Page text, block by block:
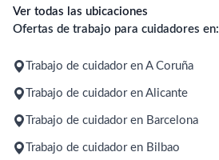
Ver todas las ubicaciones
Ofertas de trabajo para cuidadores en:
Trabajo de cuidador en A Coruña
Trabajo de cuidador en Alicante
Trabajo de cuidador en Barcelona
Trabajo de cuidador en Bilbao